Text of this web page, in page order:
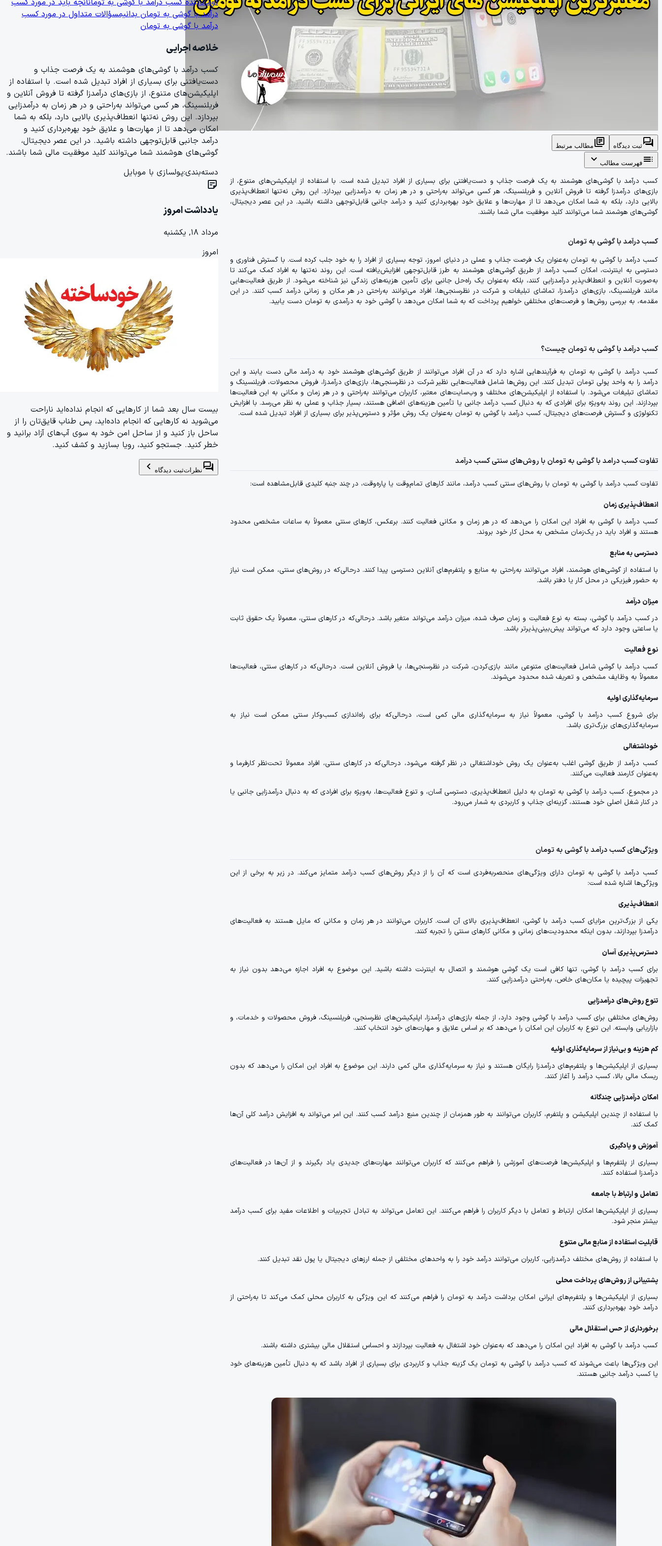
forumثبت دیدگاه library_books مطالب مرتبط
toc فهرست مطالب expand_more
کسب درآمد با گوشی‌های هوشمند به یک فرصت جذاب و دست‌یافتنی برای بسیاری از افراد تبدیل شده است. با استفاده از اپلیکیشن‌های متنوع، از
بازی‌های درآمدزا گرفته تا فروش آنلاین و فریلنسینگ، هر کسی می‌تواند به‌راحتی و در هر زمان به درآمدزایی بپردازد. این روش نه‌تنها انعطاف‌پذیری
بالایی دارد، بلکه به شما امکان می‌دهد تا از مهارت‌ها و علایق خود بهره‌برداری کنید و درآمد جانبی قابل‌توجهی داشته باشید. در این عصر دیجیتال،
گوشی‌های هوشمند شما می‌توانند کلید موفقیت مالی شما باشند.
کسب درآمد با گوشی به تومان
کسب درآمد با گوشی به تومان به‌عنوان یک فرصت جذاب و عملی در دنیای امروز، توجه بسیاری از افراد را به خود جلب کرده است. با گسترش فناوری و
دسترسی به اینترنت، امکان کسب درآمد از طریق گوشی‌های هوشمند به طرز قابل‌توجهی افزایش‌یافته است. این روند نه‌تنها به افراد کمک می‌کند تا
به‌صورت آنلاین و انعطاف‌پذیر درآمدزایی کنند، بلکه به‌عنوان یک راه‌حل جانبی برای تأمین هزینه‌های زندگی نیز شناخته می‌شود. از طریق فعالیت‌هایی
مانند فریلنسینگ، بازی‌های درآمدزا، تماشای تبلیغات و شرکت در نظرسنجی‌ها، افراد می‌توانند به‌راحتی در هر مکان و زمانی درآمد کسب کنند. در این
مقدمه، به بررسی روش‌ها و فرصت‌های مختلفی خواهیم پرداخت که به شما امکان می‌دهد با گوشی خود به درآمدی به تومان دست یابید.
کسب درآمد با گوشی به تومان چیست؟
کسب درآمد با گوشی به تومان به فرآیندهایی اشاره دارد که در آن افراد می‌توانند از طریق گوشی‌های هوشمند خود به درآمد مالی دست یابند و این
درآمد را به واحد پولی تومان تبدیل کنند. این روش‌ها شامل فعالیت‌هایی نظیر شرکت در نظرسنجی‌ها، بازی‌های درآمدزا، فروش محصولات، فریلنسینگ و
تماشای تبلیغات می‌شود. با استفاده از اپلیکیشن‌های مختلف و وب‌سایت‌های معتبر، کاربران می‌توانند به‌راحتی و در هر زمان و مکانی به این فعالیت‌ها
بپردازند. این روند به‌ویژه برای افرادی که به دنبال کسب درآمد جانبی یا تأمین هزینه‌های اضافی هستند، بسیار جذاب و عملی به نظر می‌رسد. با افزایش
تکنولوژی و گسترش فرصت‌های دیجیتال، کسب درآمد با گوشی به تومان به‌عنوان یک روش مؤثر و دسترس‌پذیر برای بسیاری از افراد تبدیل شده است.
تفاوت کسب درامد با گوشی به تومان با روش‌های سنتی کسب درآمد
تفاوت کسب درآمد با گوشی به تومان با روش‌های سنتی کسب درآمد، مانند کارهای تمام‌وقت یا پاره‌وقت، در چند جنبه کلیدی قابل‌مشاهده است:
انعطاف‌پذیری زمان
کسب درآمد با گوشی به افراد این امکان را می‌دهد که در هر زمان و مکانی فعالیت کنند. برعکس، کارهای سنتی معمولاً به ساعات مشخصی محدود
هستند و افراد باید در یک‌زمان مشخص به محل کار خود بروند.
دسترسی به منابع
با استفاده از گوشی‌های هوشمند، افراد می‌توانند به‌راحتی به منابع و پلتفرم‌های آنلاین دسترسی پیدا کنند. درحالی‌که در روش‌های سنتی، ممکن است نیاز
به حضور فیزیکی در محل کار یا دفتر باشد.
میزان درآمد
در کسب درآمد با گوشی، بسته به نوع فعالیت و زمان صرف شده، میزان درآمد می‌تواند متغیر باشد. درحالی‌که در کارهای سنتی، معمولاً یک حقوق ثابت
یا ساعتی وجود دارد که می‌تواند پیش‌بینی‌پذیرتر باشد.
نوع فعالیت
کسب درآمد با گوشی شامل فعالیت‌های متنوعی مانند بازی‌کردن، شرکت در نظرسنجی‌ها، یا فروش آنلاین است. درحالی‌که در کارهای سنتی، فعالیت‌ها
معمولاً به وظایف مشخص و تعریف شده محدود می‌شوند.
سرمایه‌گذاری اولیه
برای شروع کسب درآمد با گوشی، معمولاً نیاز به سرمایه‌گذاری مالی کمی است، درحالی‌که برای راه‌اندازی کسب‌وکار سنتی ممکن است نیاز به
سرمایه‌گذاری‌های بزرگ‌تری باشد.
خوداشتغالی
کسب درآمد از طریق گوشی اغلب به‌عنوان یک روش خوداشتغالی در نظر گرفته می‌شود، درحالی‌که در کارهای سنتی، افراد معمولاً تحت‌نظر کارفرما و
به‌عنوان کارمند فعالیت می‌کنند.
در مجموع، کسب درآمد با گوشی به تومان به دلیل انعطاف‌پذیری، دسترسی آسان، و تنوع فعالیت‌ها، به‌ویژه برای افرادی که به دنبال درآمدزایی جانبی یا
در کنار شغل اصلی خود هستند، گزینه‌ای جذاب و کاربردی به شمار می‌رود.
ویژگی‌های کسب درآمد با گوشی به تومان
کسب درآمد با گوشی به تومان دارای ویژگی‌های منحصربه‌فردی است که آن را از دیگر روش‌های کسب درآمد متمایز می‌کند. در زیر به برخی از این
ویژگی‌ها اشاره شده است:
انعطاف‌پذیری
یکی از بزرگ‌ترین مزایای کسب درآمد با گوشی، انعطاف‌پذیری بالای آن است. کاربران می‌توانند در هر زمان و مکانی که مایل هستند به فعالیت‌های
درآمدزا بپردازند، بدون اینکه محدودیت‌های زمانی و مکانی کارهای سنتی را تجربه کنند.
دسترس‌پذیری آسان
برای کسب درآمد با گوشی، تنها کافی است یک گوشی هوشمند و اتصال به اینترنت داشته باشید. این موضوع به افراد اجازه می‌دهد بدون نیاز به
تجهیزات پیچیده یا مکان‌های خاص، به‌راحتی درآمدزایی کنند.
تنوع روش‌های درآمدزایی
روش‌های مختلفی برای کسب درآمد با گوشی وجود دارد، از جمله بازی‌های درآمدزا، اپلیکیشن‌های نظرسنجی، فریلنسینگ، فروش محصولات و خدمات، و
بازاریابی وابسته. این تنوع به کاربران این امکان را می‌دهد که بر اساس علایق و مهارت‌های خود انتخاب کنند.
کم هزینه و بی‌نیاز از سرمایه‌گذاری اولیه
بسیاری از اپلیکیشن‌ها و پلتفرم‌های درآمدزا رایگان هستند و نیاز به سرمایه‌گذاری مالی کمی دارند. این موضوع به افراد این امکان را می‌دهد که بدون
ریسک مالی بالا، کسب درآمد را آغاز کنند.
امکان درآمدزایی چندگانه
با استفاده از چندین اپلیکیشن و پلتفرم، کاربران می‌توانند به طور همزمان از چندین منبع درآمد کسب کنند. این امر می‌تواند به افزایش درآمد کلی آن‌ها
کمک کند.
آموزش و یادگیری
بسیاری از پلتفرم‌ها و اپلیکیشن‌ها فرصت‌های آموزشی را فراهم می‌کنند که کاربران می‌توانند مهارت‌های جدیدی یاد بگیرند و از آن‌ها در فعالیت‌های
درآمدزا استفاده کنند.
تعامل و ارتباط با جامعه
بسیاری از اپلیکیشن‌ها امکان ارتباط و تعامل با دیگر کاربران را فراهم می‌کنند. این تعامل می‌تواند به تبادل تجربیات و اطلاعات مفید برای کسب درآمد
بیشتر منجر شود.
قابلیت استفاده از منابع مالی متنوع
با استفاده از روش‌های مختلف درآمدزایی، کاربران می‌توانند درآمد خود را به واحدهای مختلفی از جمله ارزهای دیجیتال یا پول نقد تبدیل کنند.
پشتیبانی از روش‌های پرداخت محلی
بسیاری از اپلیکیشن‌ها و پلتفرم‌های ایرانی امکان برداشت درآمد به تومان را فراهم می‌کنند که این ویژگی به کاربران محلی کمک می‌کند تا به‌راحتی از
درآمد خود بهره‌برداری کنند.
برخورداری از حس استقلال مالی
کسب درآمد با گوشی به افراد این امکان را می‌دهد که به‌عنوان خود اشتغال به فعالیت بپردازند و احساس استقلال مالی بیشتری داشته باشند.
این ویژگی‌ها باعث می‌شوند که کسب درآمد با گوشی به تومان یک گزینه جذاب و کاربردی برای بسیاری از افراد باشد که به دنبال تأمین هزینه‌های خود
یا کسب درآمد جانبی هستند.
تومانآینده کسب درآمد با گوشی به تومانآنچه باید در مورد کسب
درآمد با گوشی به تومان بدانیمسؤالات متداول در مورد کسب
درآمد با گوشی به تومان
خلاصه اجرایی
کسب درآمد با گوشی‌های هوشمند به یک فرصت جذاب و
دست‌یافتنی برای بسیاری از افراد تبدیل شده است. با استفاده از
اپلیکیشن‌های متنوع، از بازی‌های درآمدزا گرفته تا فروش آنلاین و
فریلنسینگ، هر کسی می‌تواند به‌راحتی و در هر زمان به درآمدزایی
بپردازد. این روش نه‌تنها انعطاف‌پذیری بالایی دارد، بلکه به شما
امکان می‌دهد تا از مهارت‌ها و علایق خود بهره‌برداری کنید و
درآمد جانبی قابل‌توجهی داشته باشید. در این عصر دیجیتال،
گوشی‌های هوشمند شما می‌توانند کلید موفقیت مالی شما باشند.
دسته‌بندی:پولسازی با موبایل
sticky_note_2
یادداشت امروز
مرداد ۱۸, یکشنبه
امروز
بیست سال بعد شما از کارهایی که انجام نداده‌اید ناراحت
می‌شوید نه کارهایی که انجام داده‌اید، پس طناب قایق‌تان را از
ساحل باز کنید و از ساحل امن خود به سوی آب‌های آزاد برانید و
خطر کنید. جستجو کنید، رویا بسازید و کشف کنید.
forum نظراتثبت دیدگاه chevron_left